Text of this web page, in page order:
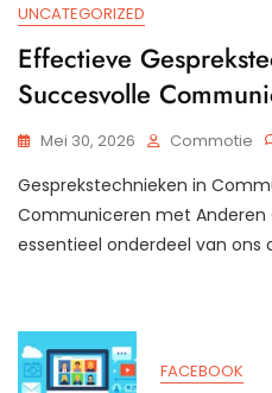
UNCATEGORIZED
Effectieve
Succesvolle
Mei 30, 2026 Commotie
Gesprekstechnieken in
Communiceren met
essentieel onderdeel van ons
FACEBOOK